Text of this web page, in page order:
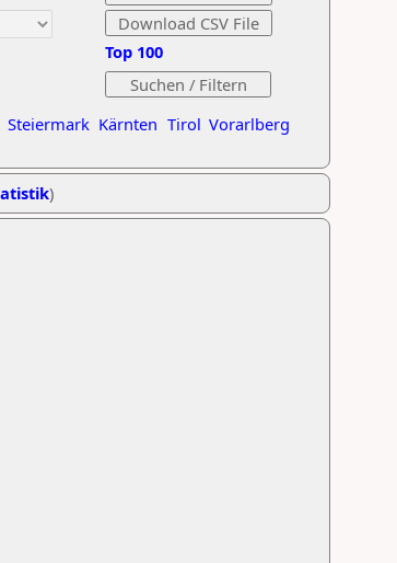
Steiermark Kärnten Tirol Vorarlberg
Top 100
)